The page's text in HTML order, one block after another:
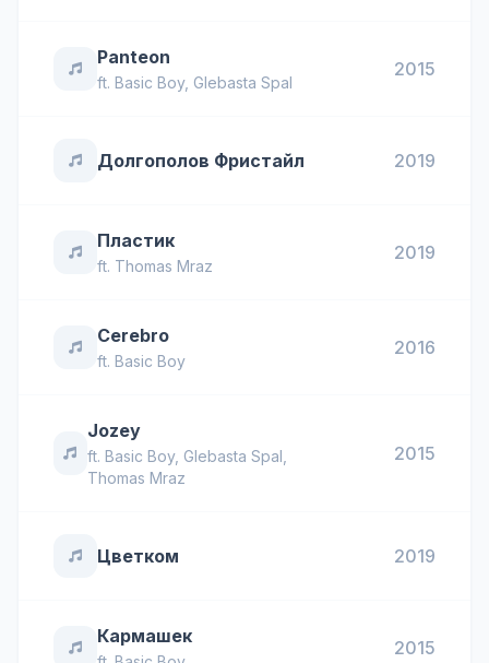
Panteon
ft. Basic Boy, Glebasta Spal
2015
Долгополов Фристайл 2019
Пластик
ft. Thomas Mraz
2019
Cerebro
ft. Basic Boy
2016
Jozey
ft. Basic Boy, Glebasta Spal
Thomas Mraz
2015
Цветком 2019
Кармашек
2015